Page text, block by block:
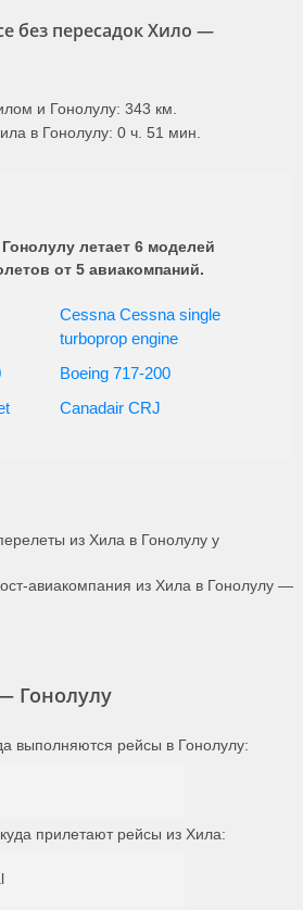
без пересадок Хило —
и Гонолулу: 343 км.
в Гонолулу: 0 ч. 51 мин.
летает 6 моделей
от 5 авиакомпаний.
Cessna Cessna single
turboprop engine
Boeing 717-200
Canadair CRJ
из Хила в Гонолулу у
авиакомпания из Хила в Гонолулу —
Гонолулу
выполняются рейсы в Гонолулу:
, куда прилетают рейсы из Хила: